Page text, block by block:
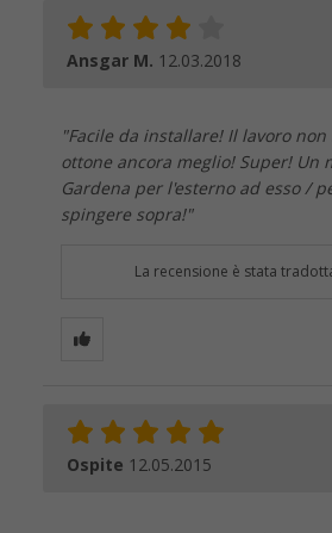
Ansgar M. 12.03.2018
"Facile da installare! Il lavoro
ottone ancora meglio! Super!
Gardena per l'esterno ad esso /
spingere sopra!"
La recensione è stata
Ospite 12.05.2015